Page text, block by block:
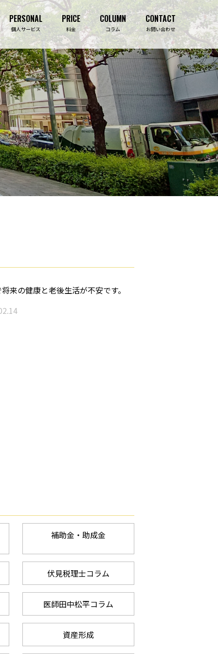
吉祥寺事務所
事業保障コンサルティング
決算・資金繰り対策
法人保険コンサルティング
損害保険
福利厚生導入コンサルティング
補助金・助成金サポート
PERSONAL
PERSONAL
個人サービス
ライフプランニング診断
生命保険相談
住宅購入相談
資産形成相談
介護施設紹介
セミナー・研修
PRICE
PRICE
料金
COLUMN
COLUMN
コラム
CONTACT
CONTACT
お問い合わせ
来の健康と老後生活が不安です。
補助金・助成金
伏見税理士コラム
医師田中松平コラム
資産形成